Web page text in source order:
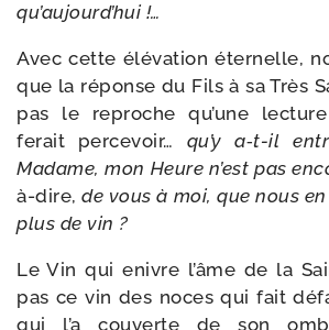
qu’aujourd’hui !…
Avec cette élé­va­tion éter­nelle,
que la réponse du Fils à sa Très
pas le reproche qu’une
ferait per­ce­voir… qu’y a‑t-​il
Madame, mon Heure n’est pas
à-dire, de vous à moi, que nous en
plus de vin ?
Le Vin qui enivre l’âme de la
pas ce vin des noces qui fait
qui l’a cou­verte de son